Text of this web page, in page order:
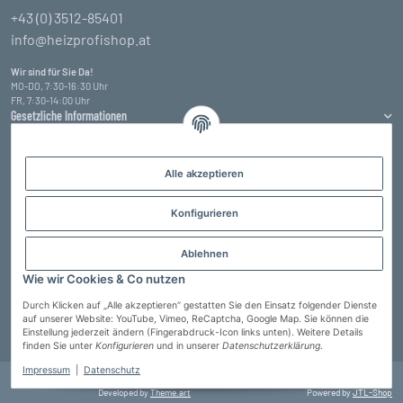
Alle akzeptieren
Konfigurieren
Ablehnen
Wie wir Cookies & Co nutzen
Durch Klicken auf „Alle akzeptieren“ gestatten Sie den Einsatz folgender Dienste
auf unserer Website: YouTube, Vimeo, ReCaptcha, Google Map. Sie können die
Einstellung jederzeit ändern (Fingerabdruck-Icon links unten). Weitere Details
finden Sie unter Konfigurieren und in unserer Datenschutzerklärung.
Impressum Datenschutz
+43 (0) 3512-85401
info@heizprofishop.at
Wir sind für Sie Da!
MO-DO, 7:30-16:30 Uhr
FR, 7:30-14:00 Uhr
Gesetzliche Informationen
Informationen
Zahlungsarten
Vertrag widerrufen
© Heizprofi Wallner GmbH * Alle Preise inkl. gesetzlicher USt., zzgl.
Developed byTheme.art Powered byJTL-Shop